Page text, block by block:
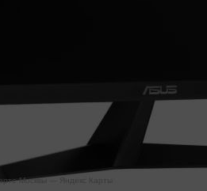
Москвы — Яндекс Карты